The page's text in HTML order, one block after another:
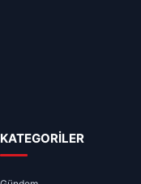
KATEGORİLER